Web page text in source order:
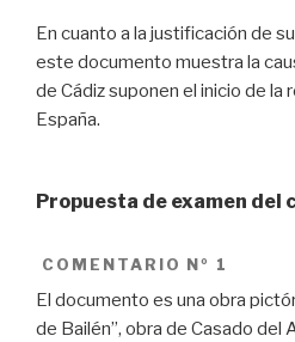
En cuanto a la justificación de
este documento muestra la
de Cádiz suponen el inicio de la
España.
Propuesta de examen del
COMENTARIO Nº 1
El documento es una obra
de Bailén”, obra de Casado del